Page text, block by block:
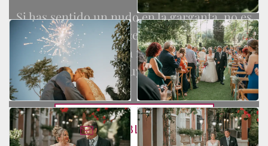
Si has sentido un nudo en la garganta, no es
casualidad.
Solo hacemos 25 bodas al año
porque cada historia merece toda nuestra
alma. ¿Será la tuya una de ellas?
¿HABLAMOS?